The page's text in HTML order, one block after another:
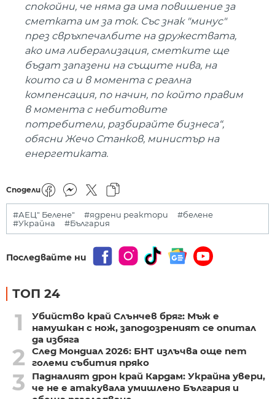
спокойни, че няма да има повишение за
сметката им за ток. Със знак "минус"
през свръхпечалбите на дружествата,
ако има либерализация, сметките ще
бъдат запазени на същите нива, на
които са и в момента с реална
компенсация, по начин, по който правим
в момента с небитовите
потребители, разбирайте бизнеса“,
обясни Жечо Станков, министър на
енергетиката.
Сподели
#АЕЦ" Белене" #ядрени реактори
#белене
#Украйна
#България
Последвайте ни
ТОП 24
1
Убийство край Слънчев бряг: Мъж е
намушкан с нож, заподозреният се опитал
да избяга
2
След Мондиал 2026: БНТ излъчва още пет
големи събития пряко
3
Падналият дрон край Кардам: Украйна увери,
че не е атакувала умишлено България и